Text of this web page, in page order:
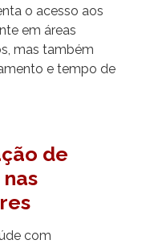
o acesso aos
em áreas
mas também
e tempo de
de
com